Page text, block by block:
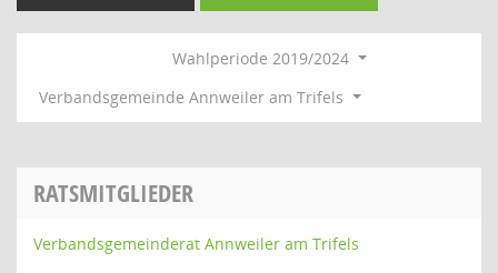
Wahlperiode 2019/2024
Verbandsgemeinde Annweiler am Trifels
RATSMITGLIEDER
Verbandsgemeinderat Annweiler am Trifels